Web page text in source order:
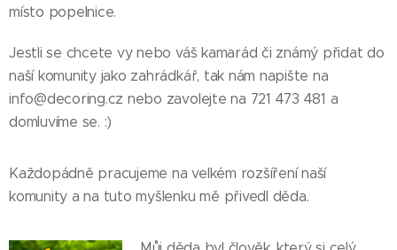
místo popelnice.
Jestli se chcete vy nebo váš kamarád či známý přidat do
naší komunity jako zahrádkář, tak nám napište na
info@decoring.cz nebo zavolejte na 721 473 481 a
domluvíme se. :)
Každopádně pracujeme na velkém rozšíření naší
komunity a na tuto myšlenku mě přivedl děda.